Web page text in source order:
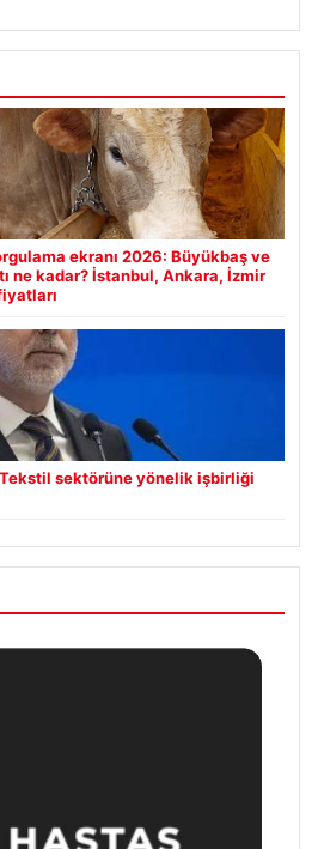
ekranı 2026: Büyükbaş ve
ne kadar? İstanbul, Ankara, İzmir
Tekstil sektörüne yönelik işbirliği